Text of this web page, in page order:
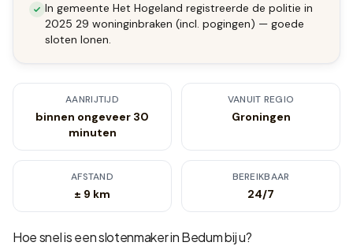
In gemeente Het Hogeland registreerde de politie in
2025 29 woninginbraken (incl. pogingen) — goede
sloten lonen.
AANRIJTIJD
binnen ongeveer 30
minuten
VANUIT REGIO
Groningen
AFSTAND
± 9 km
BEREIKBAAR
24/7
Hoe snel is een slotenmaker inBedumbij u?